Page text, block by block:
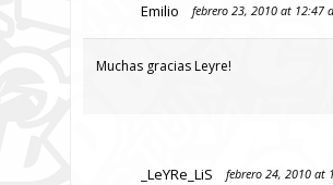
Emilio febrero 23, 2010 at 12:47
Muchas gracias Leyre!
_LeYRe_LiS febrero 24, 2010 at